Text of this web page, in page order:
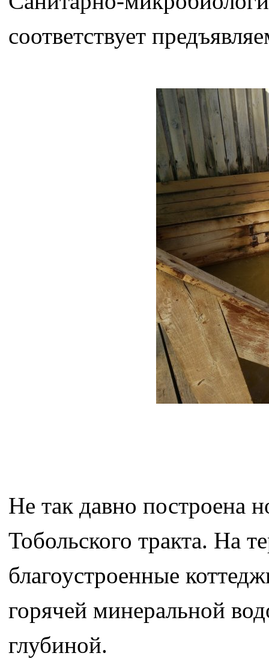
соответствует
Не так давно построена
Тобольского тракта. На
благоустроенные
горячей минеральной
глубиной.